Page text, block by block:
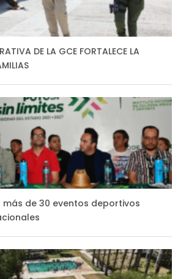
DE LA GCE FORTALECE LA
más de 30 eventos deportivos